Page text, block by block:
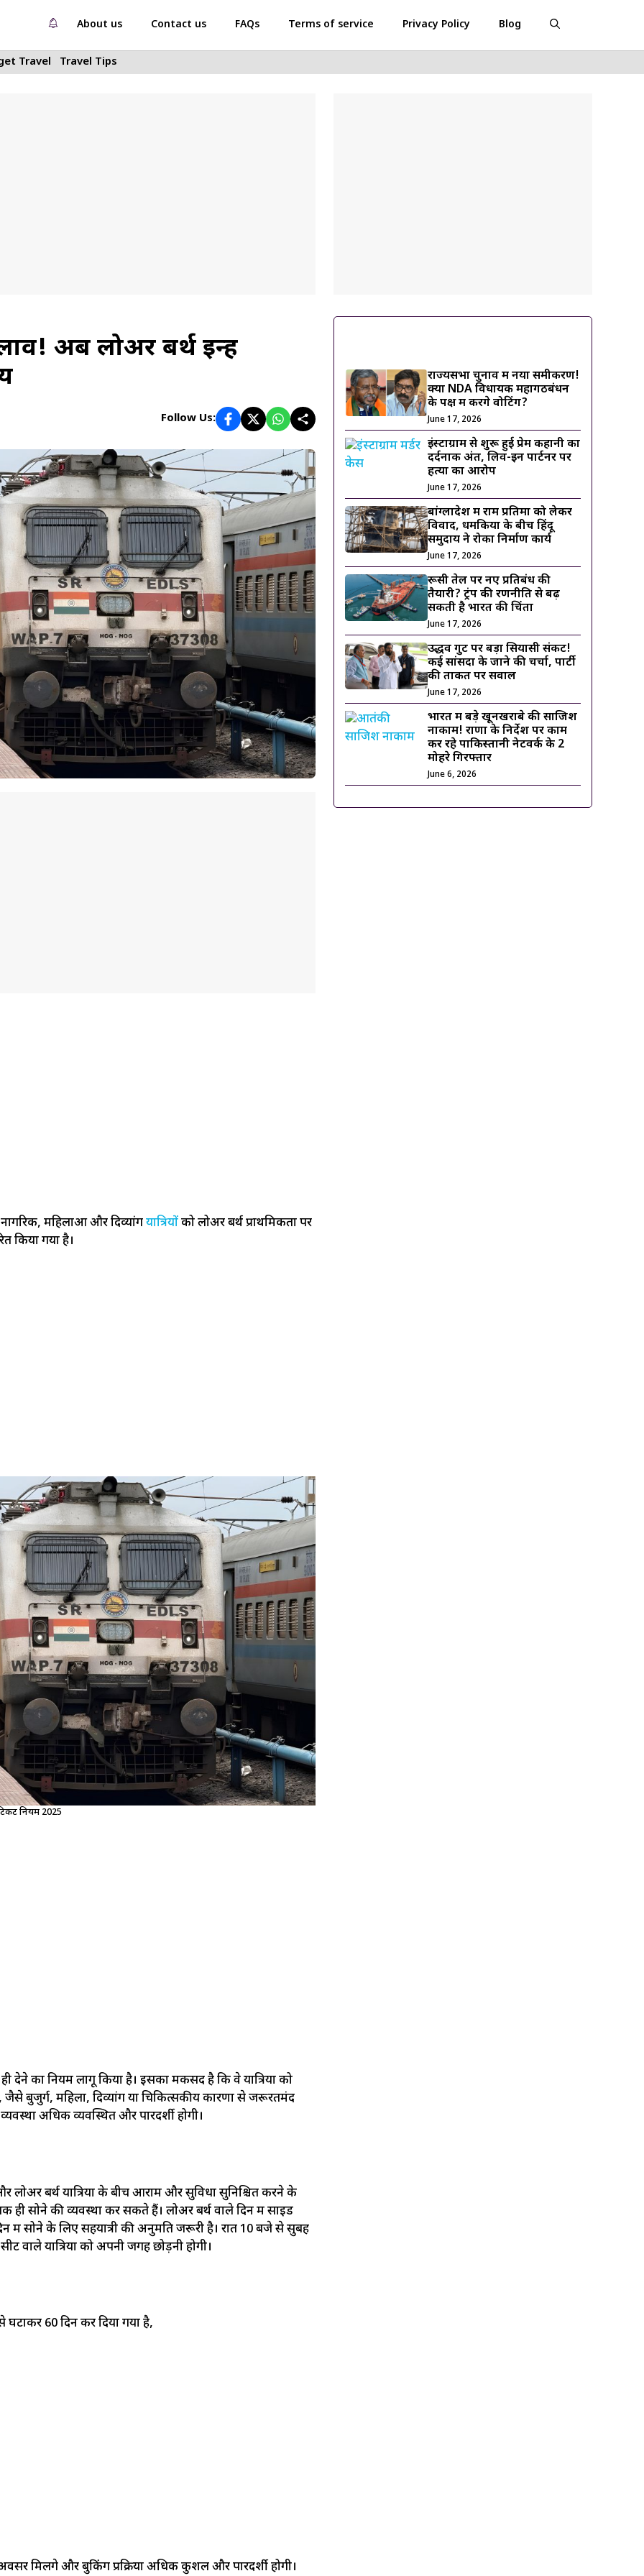
About us Contact us FAQs Terms of service Privacy Policy Blog
Travel Travel Tips
अब लोअर बर्थ इन्हें
Follow Us:
नागरिक, महिलाओं और दिव्यांगयात्रियोंको लोअर बर्थ प्राथमिकता पर
किया गया है।
नियम 2025
देने का नियम लागू किया है। इसका मकसद है कि वे यात्रियों को
बुजुर्ग, महिला, दिव्यांग या चिकित्सकीय कारणों से जरूरतमंद
अधिक व्यवस्थित और पारदर्शी होगी।
बर्थ यात्रियों के बीच आराम और सुविधा सुनिश्चित करने के
ही सोने की व्यवस्था कर सकते हैं। लोअर बर्थ वाले दिन में साइड
में सोने के लिए सहयात्री की अनुमति जरूरी है। रात 10 बजे से सुबह
यात्रियों को अपनी जगह छोड़नी होगी।
60 दिन कर दिया गया है,
मिलेंगे और बुकिंग प्रक्रिया अधिक कुशल और पारदर्शी होगी।
राज्यसभा चुनाव में नया समीकरण!
क्या NDA विधायक महागठबंधन
के पक्ष में करेंगे वोटिंग?
June 17, 2026
इंस्टाग्राम से शुरू हुई प्रेम कहानी का
दर्दनाक अंत, लिव-इन पार्टनर पर
हत्या का आरोप
June 17, 2026
बांग्लादेश में राम प्रतिमा को लेकर
विवाद, धमकियों के बीच हिंदू
समुदाय ने रोका निर्माण कार्य
June 17, 2026
रूसी तेल पर नए प्रतिबंध की
तैयारी? ट्रंप की रणनीति से बढ़
सकती है भारत की चिंता
June 17, 2026
उद्धव गुट पर बड़ा सियासी संकट!
कई सांसदों के जाने की चर्चा, पार्टी
की ताकत पर सवाल
June 17, 2026
भारत में बड़े खूनखराबे की साजिश
नाकाम! राणा के निर्देश पर काम
कर रहे पाकिस्तानी नेटवर्क के 2
मोहरे गिरफ्तार
June 6, 2026